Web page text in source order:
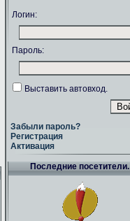
Логин:
Пароль:
Выставить автовход.
Забыли пароль?
Регистрация
Активация
Последние посетители.